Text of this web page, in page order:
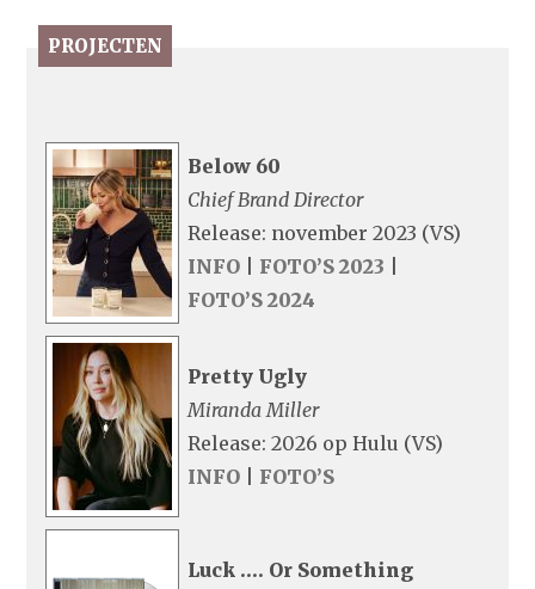
PROJECTEN
Below 60
Chief Brand Director
Release: november 2023 (VS)
INFO
FOTO’S 2023
FOTO’S 2024
Pretty Ugly
Miranda Miller
Release: 2026 op Hulu (VS)
INFO
FOTO’S
Luck …. Or Something